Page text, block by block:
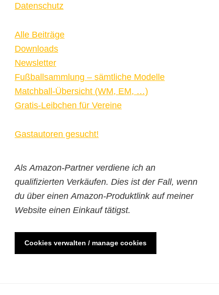
Datenschutz
Alle Beiträge
Downloads
Newsletter
Fußballsammlung – sämtliche Modelle
Matchball-Übersicht (WM, EM, …)
Gratis-Leibchen für Vereine
Gastautoren gesucht!
Als Amazon-Partner verdiene ich an
qualifizierten Verkäufen. Dies ist der Fall, wenn
du über einen Amazon-Produktlink auf meiner
Website einen Einkauf tätigst.
Cookies verwalten / manage cookies